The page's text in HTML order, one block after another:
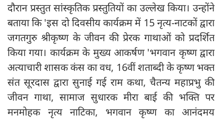
दौरान प्रस्तुत सांस्कृतिक प्रस्तुतियों का उल्लेख किया। उन्होंने
बताया कि 'इस दो दिवसीय कार्यक्रम में 15 नृत्य-नाटकों द्वारा
जगतगुरु श्रीकृष्ण के जीवन की प्रेरक गाथाओं को प्रदर्शित
किया गया। कार्यक्रम के मुख्य आकर्षण 'भगवान कृष्ण द्वारा
अत्याचारी शासक कंस का वध, 16वीं शताब्दी के कृष्ण भक्त
संत सूरदास द्वारा सुनाई गई राम कथा, चैतन्य महाप्रभु की
जीवन गाथा, सामाज सुधारक मीरा बाई की भक्ति पर
मनमोहक नृत्य नाटिका, भगवान कृष्ण का आनंदमय